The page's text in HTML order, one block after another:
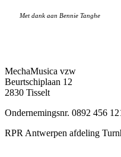
Met dank aan Bennie Tanghe
MechaMusica vzw
Beurtschiplaan 12
2830 Tisselt
Ondernemingsnr. 0892 456
RPR Antwerpen afdeling